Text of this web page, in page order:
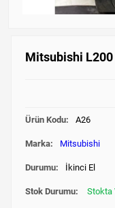
Mitsubishi
Ürün Kodu: A26
Marka: Mitsubishi
Durumu: İkinci El
Stok Durumu: Stokta